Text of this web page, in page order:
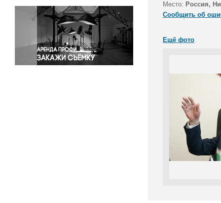
Светская жизнь
Спорт
Экология
Экономика и бизнес
Место: Россия,
Сообщить об
Ещё фото